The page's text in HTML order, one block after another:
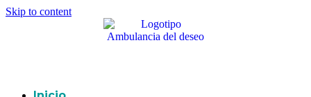
Skip to content